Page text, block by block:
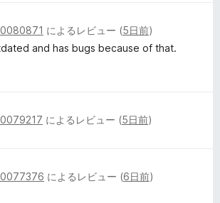
によるレビュー (5日前)
and has bugs because of that.
によるレビュー (5日前)
によるレビュー (6日前)